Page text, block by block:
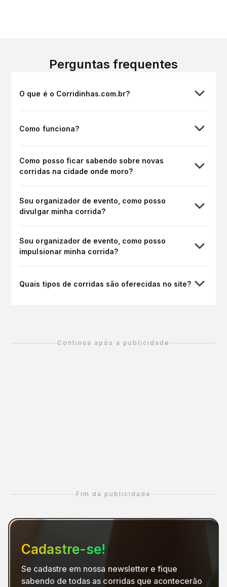
Perguntas frequentes
O que é o Corridinhas.com.br?
Como funciona?
Como posso ficar sabendo sobre novas
corridas na cidade onde moro?
Sou organizador de evento, como posso
divulgar minha corrida?
Sou organizador de evento, como posso
impulsionar minha corrida?
Quais tipos de corridas são oferecidas no site?
Continua após a publicidade
Fim da publicidade
Cadastre-se!
Se cadastre em nossa newsletter e fique
sabendo de todas as corridas que acontecerão